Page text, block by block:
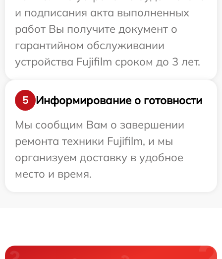
и подписания акта выполненных
работ Вы получите документ о
гарантийном обслуживании
устройства Fujifilm сроком до 3 лет.
5
Информирование о готовности
Мы сообщим Вам о завершении
ремонта техники Fujifilm, и мы
организуем доставку в удобное
место и время.